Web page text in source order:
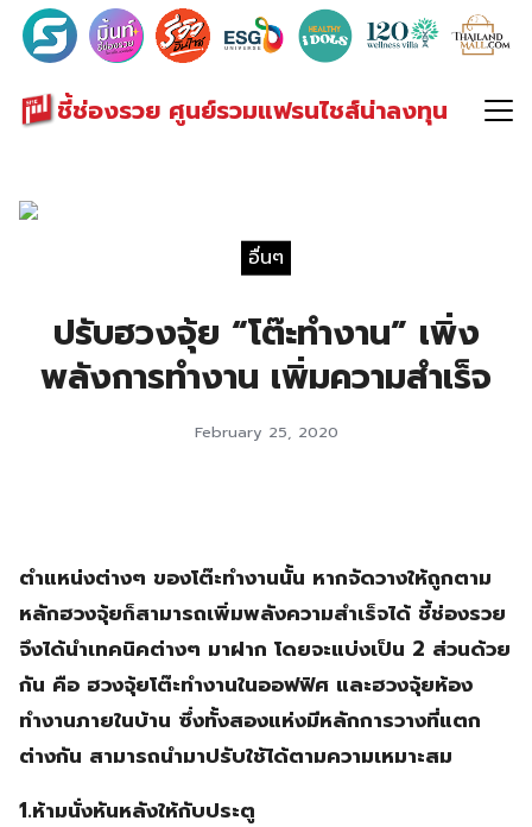
ชี้ช่องรวย ศูนย์รวมแฟรนไชส์น่าลงทุน
Search
for:
อื่นๆ
ปรับฮวงจุ้ย “โต๊ะทำงาน” เพิ่ง
พลังการทำงาน เพิ่มความสำเร็จ
February 25, 2020
ตำแหน่งต่างๆ ของโต๊ะทำงานนั้น หากจัดวางให้ถูกตาม
หลักฮวงจุ้ยก็สามารถเพิ่มพลังความสำเร็จได้ ชี้ช่องรวย
จึงได้นำเทคนิคต่างๆ มาฝาก โดยจะแบ่งเป็น 2 ส่วนด้วย
กัน คือ ฮวงจุ้ยโต๊ะทำงานในออฟฟิศ และฮวงจุ้ยห้อง
ทำงานภายในบ้าน ซึ่งทั้งสองแห่งมีหลักการวางที่แตก
ต่างกัน สามารถนำมาปรับใช้ได้ตามความเหมาะสม
1.ห้ามนั่งหันหลังให้กับประตู